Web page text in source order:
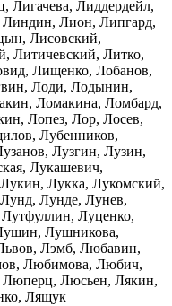
Лиддердейл,
Лион, Липгард,
Лисовский,
Литичевский, Литко,
Лищенко, Лобанов,
Лоди, Лодынин,
Ломакина, Ломбард,
Лопез, Лор, Лосев,
Лубенников,
Лузгин, Лузин,
Лукашевич,
Лукка, Лукомский,
Лунде, Лунев,
Луценко,
Лушникова,
Лэмб, Любавин,
Любимова, Любич,
Люсьен, Лякин,
Лящук